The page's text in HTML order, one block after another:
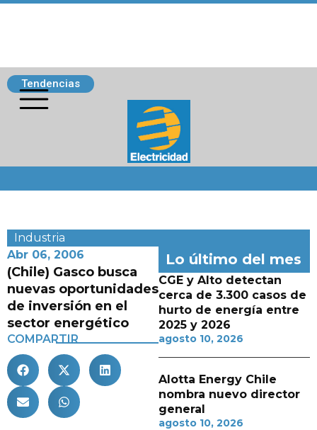
Tendencias
Industria
Abr 06, 2006
(Chile) Gasco busca
nuevas oportunidades
de inversión en el
sector energético
COMPARTIR
Lo último del mes
CGE y Alto detectan
cerca de 3.300 casos de
hurto de energía entre
2025 y 2026
agosto 10, 2026
Alotta Energy Chile
nombra nuevo director
general
agosto 10, 2026